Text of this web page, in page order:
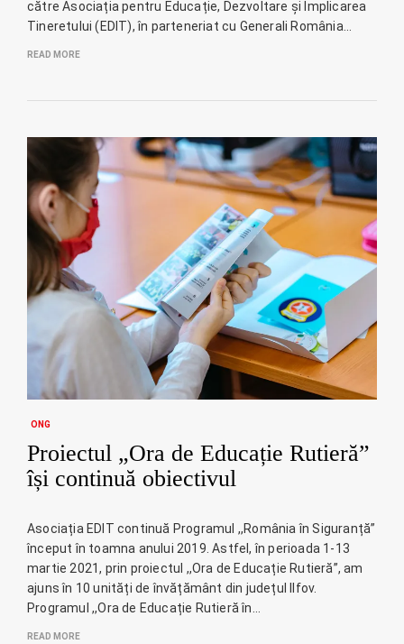
către Asociația pentru Educație, Dezvoltare și Implicarea
Tineretului (EDIT), în parteneriat cu Generali România…
READ MORE
ONG
Proiectul „Ora de Educație Rutieră”
își continuă obiectivul
Asociația EDIT continuă Programul ,,România în Siguranță”
început în toamna anului 2019. Astfel, în perioada 1-13
martie 2021, prin proiectul ,,Ora de Educație Rutieră”, am
ajuns în 10 unități de învățământ din județul Ilfov.
Programul ,,Ora de Educație Rutieră în…
READ MORE